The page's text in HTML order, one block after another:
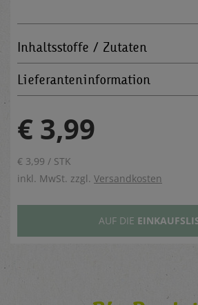
Inhaltsstoffe / Zutaten
Lieferanteninformation
€ 3,99
€ 3,99 / STK
inkl. MwSt. zzgl. Versandkosten
AUF DIE